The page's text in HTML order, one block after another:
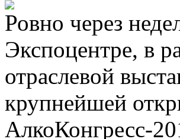
Ровно через
Экспоцентре, в
отраслевой
крупнейшей
АлкоКонгресс-